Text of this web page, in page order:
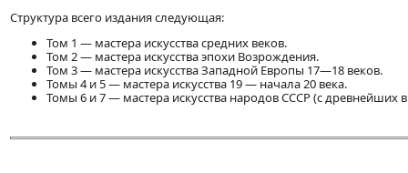
Структура всего издания следующая:
Том 1 — мастера искусства средних веков.
Том 2 — мастера искусства эпохи Возрождения.
Том 3 — мастера искусства Западной Европы 17—18 веков.
Томы 4 и 5 — мастера искусства 19 — начала 20 века.
Томы 6 и 7 — мастера искусства народов СССР (с древнейших